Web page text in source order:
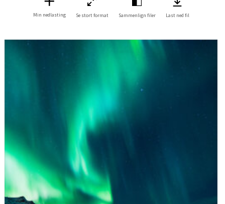
Min nedlasting Se stort format Sammenlign filer Last ned fil